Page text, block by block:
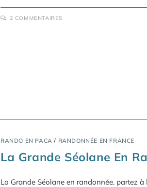
2 COMMENTAIRES
RANDO EN PACA / RANDONNÉE EN FRANCE
La Grande Séolane En
La Grande Séolane en randonnée, partez